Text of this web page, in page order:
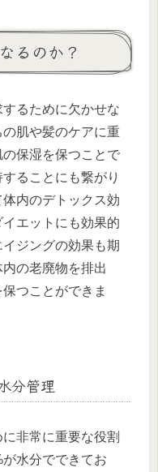
るのか？
るために欠かせな
肌や髪のケアに重
保湿を保つことで
ることにも繋がり
内のデトックス効
エットにも効果的
ジングの効果も期
の老廃物を排出
つことができま
分管理
非常に重要な役割
水分でできてお